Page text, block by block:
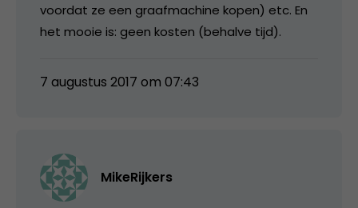
voordat ze een graafmachine kopen) etc. En
het mooie is: geen kosten (behalve tijd).
7 augustus 2017 om 07:43
MikeRijkers